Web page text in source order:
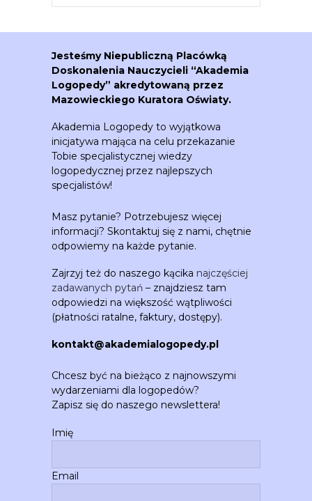
Jesteśmy Niepubliczną Placówką
Doskonalenia Nauczycieli “Akademia
Logopedy” akredytowaną przez
Mazowieckiego Kuratora Oświaty.
Akademia Logopedy to wyjątkowa
inicjatywa mająca na celu przekazanie
Tobie specjalistycznej wiedzy
logopedycznej przez najlepszych
specjalistów!
Masz pytanie? Potrzebujesz więcej
informacji? Skontaktuj się z nami, chętnie
odpowiemy na każde pytanie.
Zajrzyj też do naszego kącika najczęściej
zadawanych pytań – znajdziesz tam
odpowiedzi na większość wątpliwości
(płatności ratalne, faktury, dostępy).
kontakt@akademialogopedy.pl
Chcesz być na bieżąco z najnowszymi
wydarzeniami dla logopedów?
Zapisz się do naszego newslettera!
Imię
Email